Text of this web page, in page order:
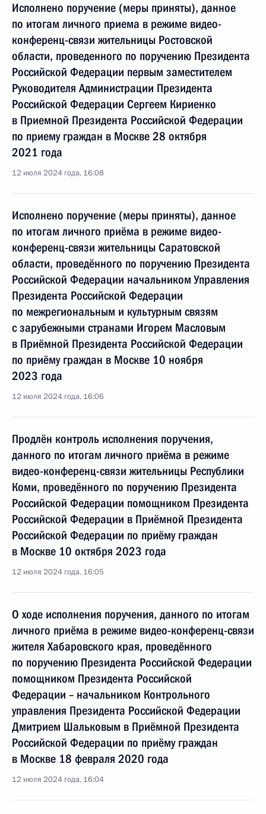
Исполнено поручение (меры приняты), данное
по итогам личного приема в режиме видео-
конференц-связи жительницы Ростовской
области, проведенного по поручению Президента
Российской Федерации первым заместителем
Руководителя Администрации Президента
Российской Федерации Сергеем Кириенко
в Приемной Президента Российской Федерации
по приему граждан в Москве 28 октября
2021 года
12 июля 2024 года, 16:08
Исполнено поручение (меры приняты), данное
по итогам личного приёма в режиме видео-
конференц-связи жительницы Саратовской
области, проведённого по поручению Президента
Российской Федерации начальником Управления
Президента Российской Федерации
по межрегиональным и культурным связям
с зарубежными странами Игорем Масловым
в Приёмной Президента Российской Федерации
по приёму граждан в Москве 10 ноября
2023 года
12 июля 2024 года, 16:06
Продлён контроль исполнения поручения,
данного по итогам личного приёма в режиме
видео-конференц-связи жительницы Республики
Коми, проведённого по поручению Президента
Российской Федерации помощником Президента
Российской Федерации в Приёмной Президента
Российской Федерации по приёму граждан
в Москве 10 октября 2023 года
12 июля 2024 года, 16:05
О ходе исполнения поручения, данного по итогам
личного приёма в режиме видео-конференц-связи
жителя Хабаровского края, проведённого
по поручению Президента Российской Федерации
помощником Президента Российской
Федерации – начальником Контрольного
управления Президента Российской Федерации
Дмитрием Шальковым в Приёмной Президента
Российской Федерации по приёму граждан
в Москве 18 февраля 2020 года
12 июля 2024 года, 16:04